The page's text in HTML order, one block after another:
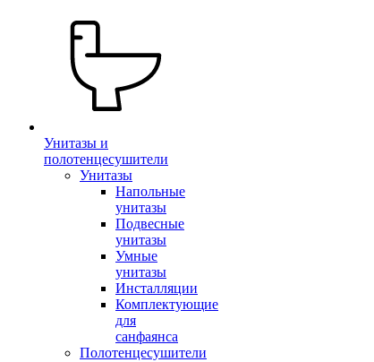
Унитазы и
полотенцесушители
Унитазы
Напольные
унитазы
Подвесные
унитазы
Умные
унитазы
Инсталляции
Комплектующие
для
санфаянса
Полотенцесушители